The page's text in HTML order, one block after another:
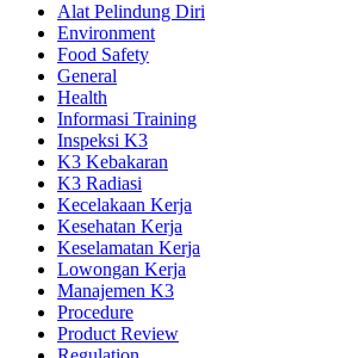
Alat Pelindung Diri
Environment
Food Safety
General
Health
Informasi Training
Inspeksi K3
K3 Kebakaran
K3 Radiasi
Kecelakaan Kerja
Kesehatan Kerja
Keselamatan Kerja
Lowongan Kerja
Manajemen K3
Procedure
Product Review